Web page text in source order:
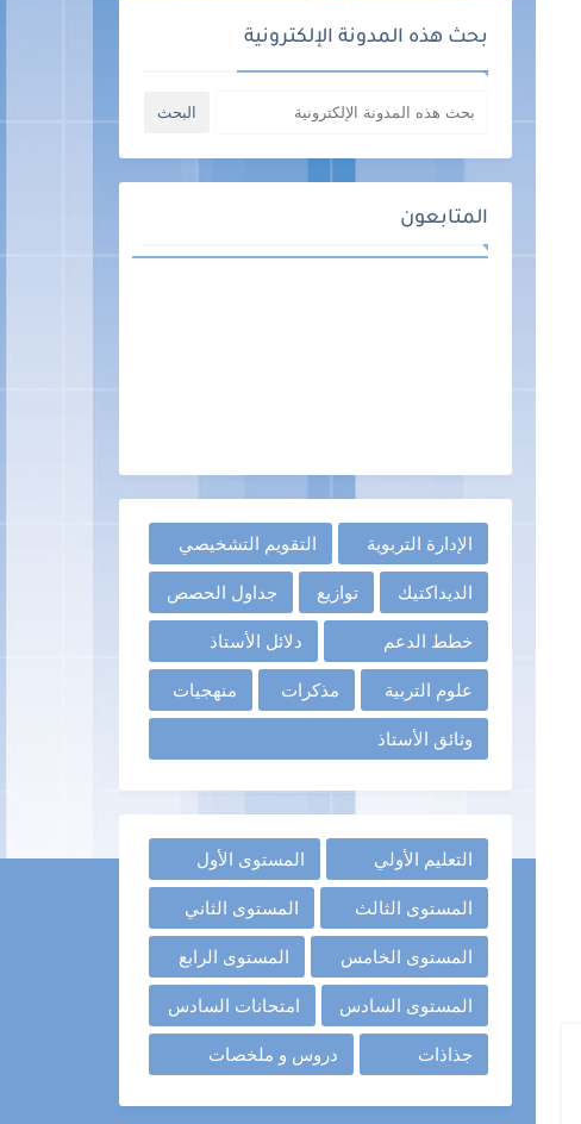
بحث هذه المدونة الإلكترونية
المتابعون
الإدارة التربوية التقويم التشخيصي
الديداكتيك توازيع جداول الحصص
خطط الدعم دلائل الأستاذ
علوم التربية مذكرات منهجيات
وثائق الأستاذ
التعليم الأولي المستوى الأول
المستوى الثالث المستوى الثاني
المستوى الخامس المستوى الرابع
المستوى السادس امتحانات السادس
جذاذات دروس و ملخصات